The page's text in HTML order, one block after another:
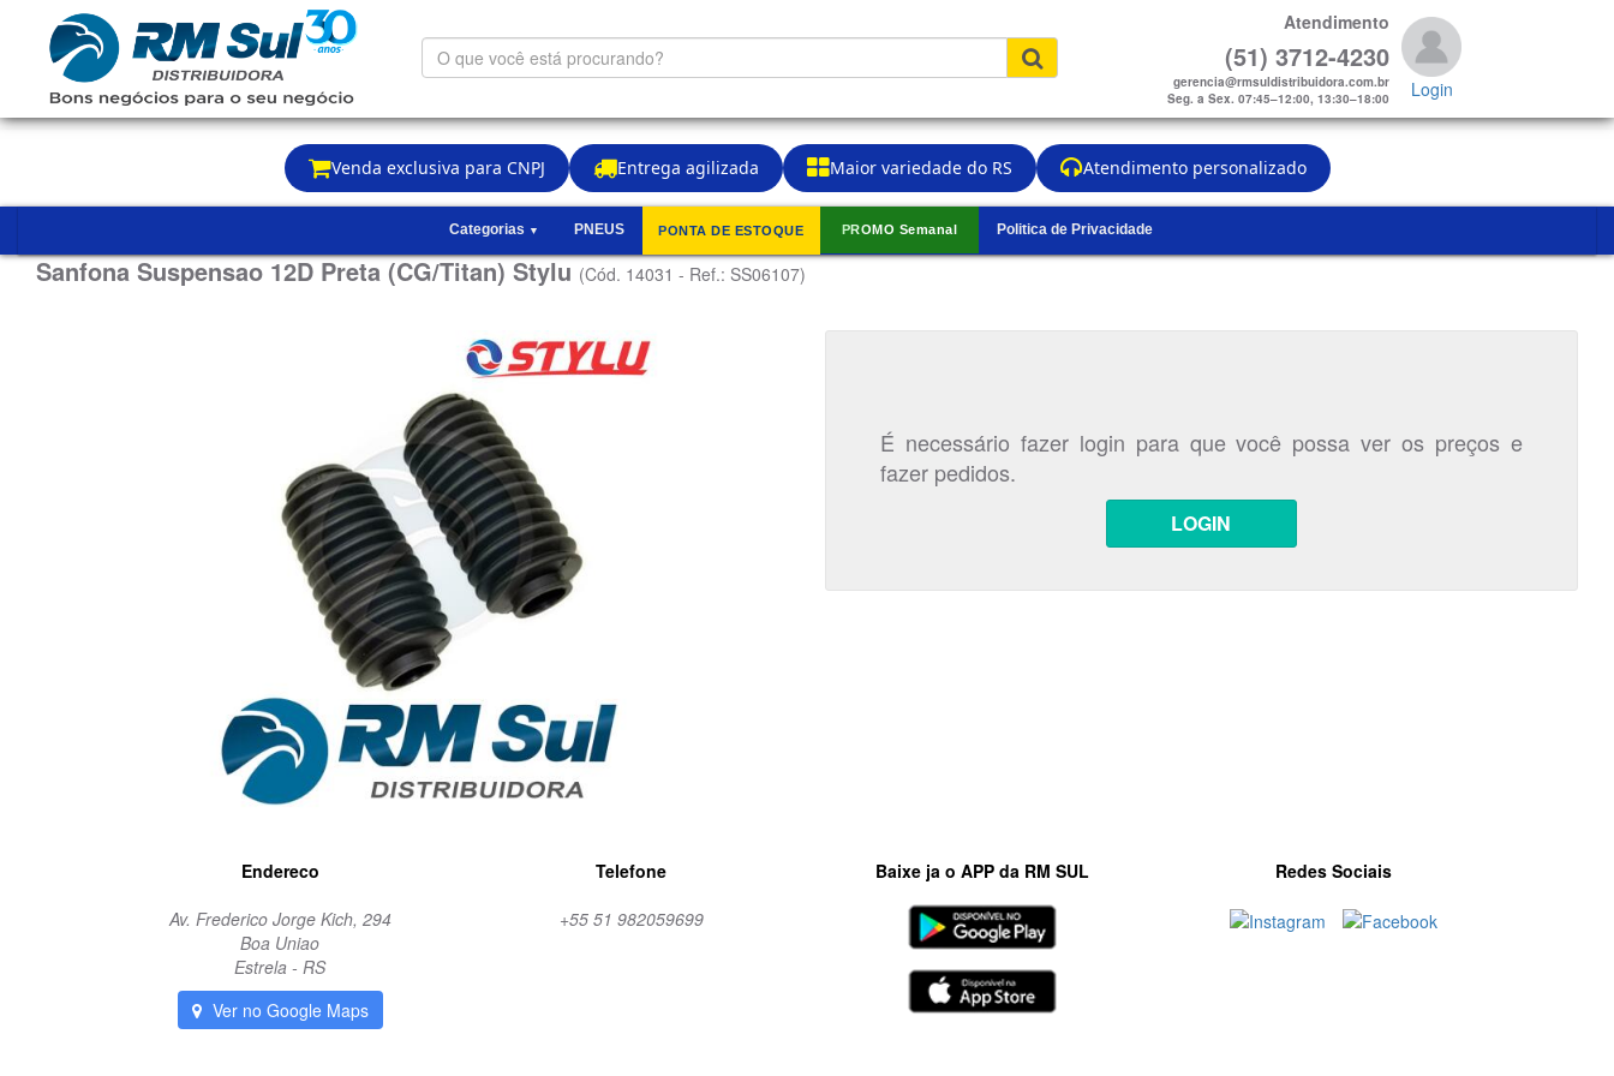
Venda exclusiva para CNPJ Entrega agilizada Maior variedade do RS Atendimento personalizado
O
que
está
procurando?
Atendimento
(51) 3712-4230
gerencia@rmsuldistribuidora.com.br
Seg. a Sex. 07:45–12:00, 13:30–18:00
Login
Categorias ▼ PNEUS PONTA DE ESTOQUE PROMO Semanal Politica de Privacidade
Sanfona Suspensao 12D Preta (CG/Titan) Stylu(Cód. 14031 - Ref.: SS06107)
É necessário fazer login para que você possa ver os preços e
fazer pedidos.
LOGIN
Endereco
Av. Frederico Jorge Kich, 294
Boa Uniao
Estrela - RS
Ver no Google Maps
Telefone
+55 51 982059699
Baixe ja o APP da RM SUL Redes Sociais